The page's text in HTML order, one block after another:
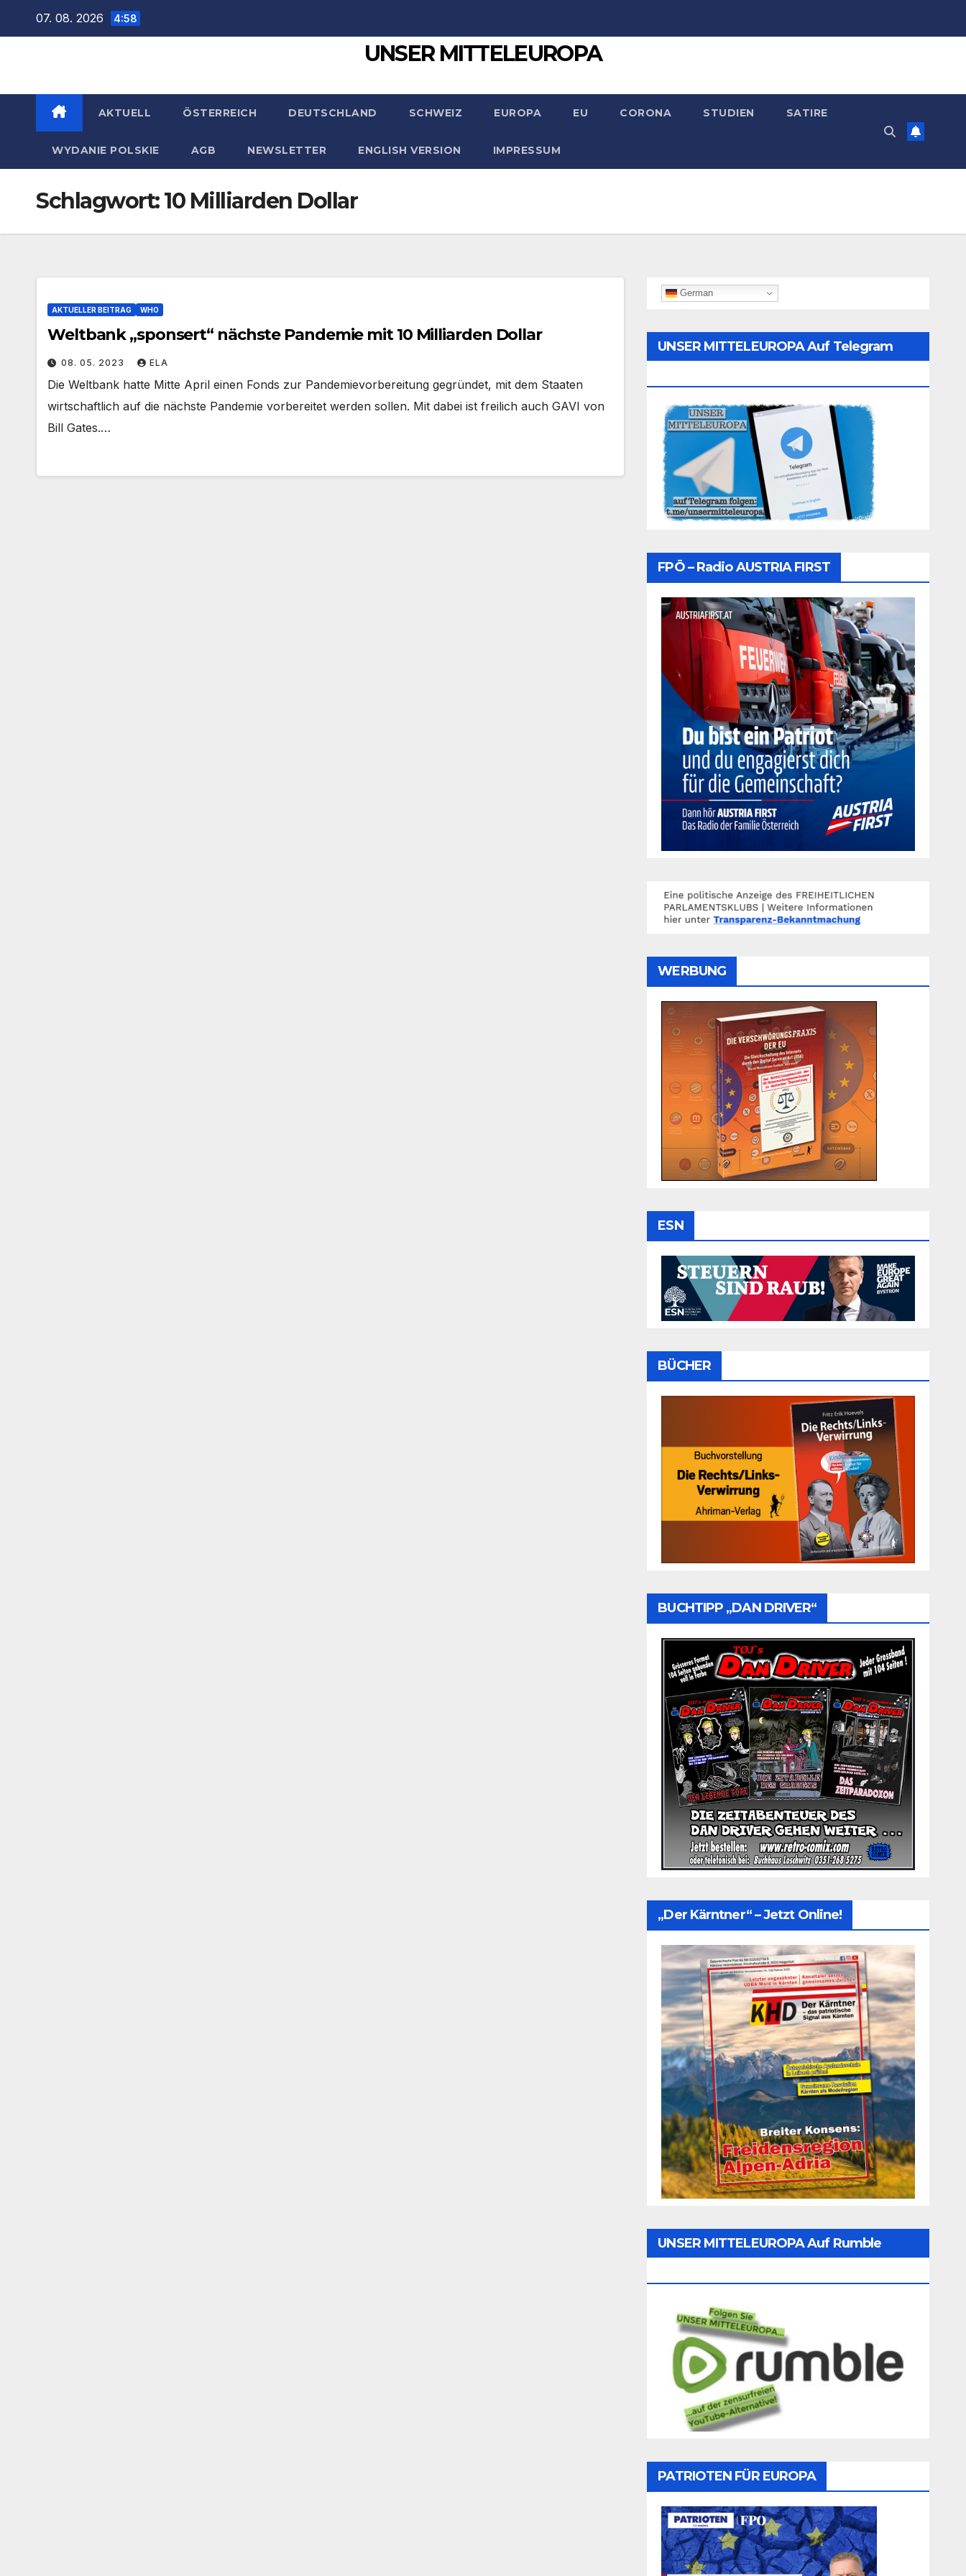
07. 08. 2026 4:58
UNSER MITTELEUROPA
AKTUELL ÖSTERREICH DEUTSCHLAND SCHWEIZ EUROPA EU CORONA STUDIEN SATIRE
WYDANIE POLSKIE AGB NEWSLETTER ENGLISH VERSION IMPRESSUM
Schlagwort:10 Milliarden Dollar
AKTUELLER BEITRAG WHO
Weltbank „sponsert“ nächste Pandemie mit 10 Milliarden Dollar
08. 05. 2023 ELA
Die Weltbank hatte Mitte April einen Fonds zur Pandemievorbereitung gegründet, mit dem Staaten
wirtschaftlich auf die nächste Pandemie vorbereitet werden sollen. Mit dabei ist freilich auch GAVI von
Bill Gates.…
German
UNSER MITTELEUROPA Auf Telegram
FPÖ – Radio AUSTRIA FIRST
WERBUNG
ESN
BÜCHER
BUCHTIPP „DAN DRIVER“
„Der Kärntner“ – Jetzt Online!
UNSER MITTELEUROPA Auf Rumble
PATRIOTEN FÜR EUROPA